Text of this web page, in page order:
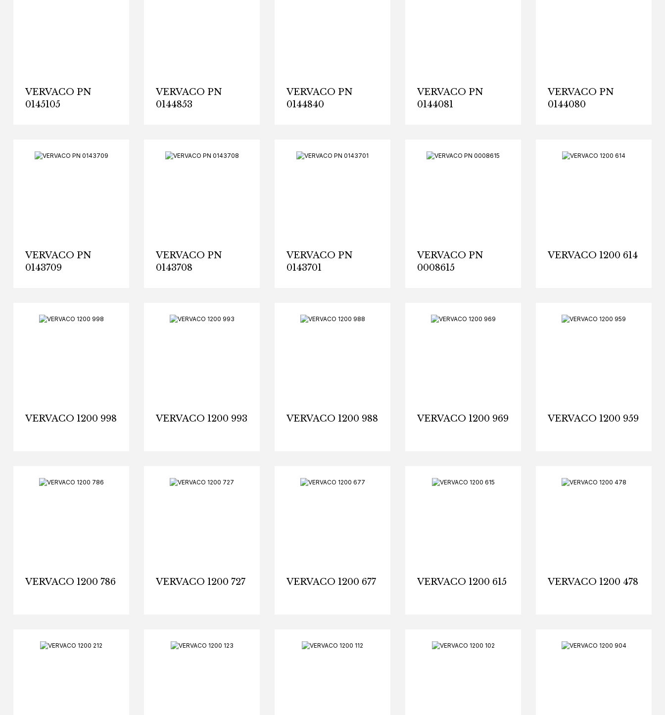
VERVACO PN
0145105
VERVACO PN
0144853
VERVACO PN
0144840
VERVACO PN
0144081
VERVACO PN
0144080
VERVACO PN
0143709
VERVACO PN
0143708
VERVACO PN
0143701
VERVACO PN
0008615
VERVACO 1200 614
VERVACO 1200 998 VERVACO 1200 993 VERVACO 1200 988 VERVACO 1200 969 VERVACO 1200 959
VERVACO 1200 786 VERVACO 1200 727 VERVACO 1200 677 VERVACO 1200 615 VERVACO 1200 478